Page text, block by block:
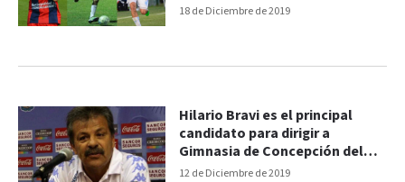
18 de Diciembre de 2019
12 de Diciembre de 2019
Hilario Bravi es el principal
candidato para dirigir a
Gimnasia de Concepción del
Uruguay